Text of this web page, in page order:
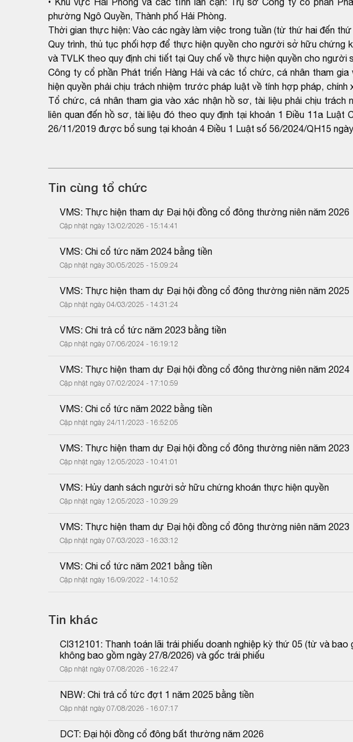
phường Ngô Quyền, Thành phố Hải Phòng.
Thời gian thực hiện: Vào các ngày làm việc trong tuần (từ thứ hai đến
Quy trình, thủ tục phối hợp để thực hiện quyền cho người sở hữu chứng
và TVLK theo quy định chi tiết tại Quy chế về thực hiện quyền cho người
Công ty cổ phần Phát triển Hàng Hải và các tổ chức, cá nhân tham
hiện quyền phải chịu trách nhiệm trước pháp luật về tính hợp pháp,
Tổ chức, cá nhân tham gia vào xác nhận hồ sơ, tài liệu phải chịu trách
liên quan đến hồ sơ, tài liệu đó theo quy định tại khoản 1 Điều 11a Luật
26/11/2019 được bổ sung tại khoản 4 Điều 1 Luật số 56/2024/QH15
Tin cùng tổ chức
VMS: Thực hiện tham dự Đại hội đồng cổ đông thường niên năm 2026
Cập nhật ngày 13/02/2026 - 15:14:41
VMS: Chi cổ tức năm 2024 bằng tiền
Cập nhật ngày 30/05/2025 - 15:09:24
VMS: Thực hiện tham dự Đại hội đồng cổ đông thường niên năm 2025
Cập nhật ngày 04/03/2025 - 14:31:24
VMS: Chi trả cổ tức năm 2023 bằng tiền
Cập nhật ngày 07/06/2024 - 16:19:12
VMS: Thực hiện tham dự Đại hội đồng cổ đông thường niên năm 2024
Cập nhật ngày 07/02/2024 - 17:10:59
VMS: Chi cổ tức năm 2022 bằng tiền
Cập nhật ngày 24/11/2023 - 16:52:05
VMS: Thực hiện tham dự Đại hội đồng cổ đông thường niên năm 2023
Cập nhật ngày 12/05/2023 - 10:41:01
VMS: Hủy danh sách người sở hữu chứng khoán thực hiện quyền
Cập nhật ngày 12/05/2023 - 10:39:29
VMS: Thực hiện tham dự Đại hội đồng cổ đông thường niên năm 2023
Cập nhật ngày 07/03/2023 - 16:33:12
VMS: Chi cổ tức năm 2021 bằng tiền
Cập nhật ngày 16/09/2022 - 14:10:52
Tin khác
CI312101: Thanh toán lãi trái phiếu doanh nghiệp kỳ thứ 05 (từ và bao
không bao gồm ngày 27/8/2026) và gốc trái phiếu
Cập nhật ngày 07/08/2026 - 16:22:47
NBW: Chi trả cổ tức đợt 1 năm 2025 bằng tiền
Cập nhật ngày 07/08/2026 - 16:07:17
DCT: Đại hội đồng cổ đông bất thường năm 2026